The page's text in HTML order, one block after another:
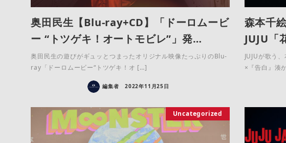
奥田民生【Blu-ray+CD】「ドーロムービ
ー “トツゲキ！オートモビレ”」発…
奥田民生の遊びがギュッとつまったオリジナル映像たっぷりのBlu-
ray「ドーロムービー“トツゲキ！オ […]
編集者 2022年11月25日
森本千
JUJU
JUJUが歌う
×『告白』湊
Uncategorized